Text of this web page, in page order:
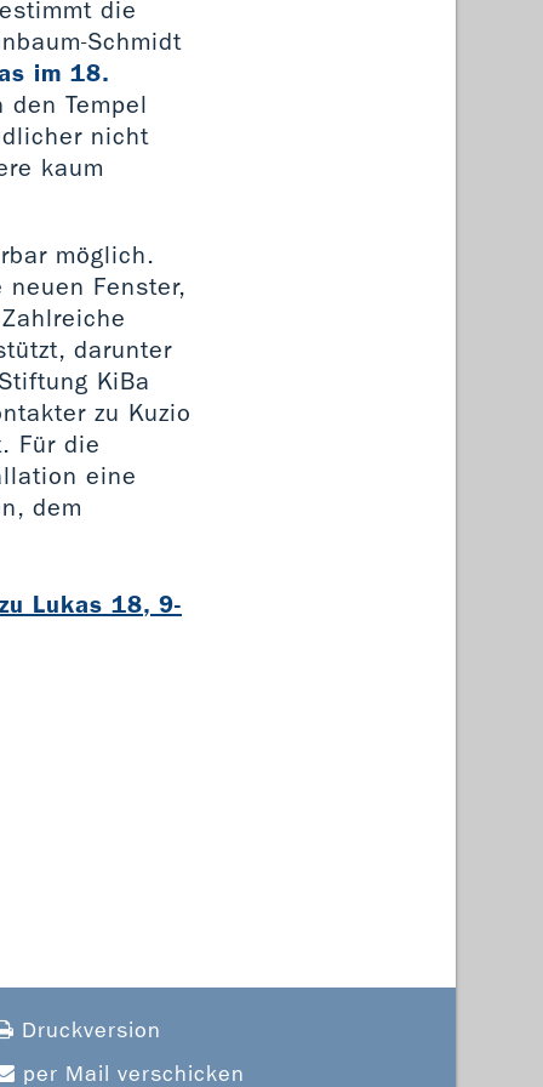
die
Schmidt
im 18.
Tempel
nicht
kaum
möglich.
neuen Fenster,
darunter
KiBa
zu Kuzio
Für die
eine
dem
Lukas 18, 9-
Druckversion
per Mail verschicken